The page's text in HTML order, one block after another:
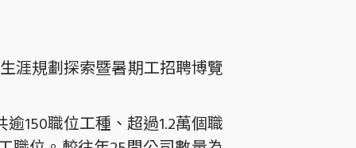
涯規劃探索暨暑期工招聘博覽
150職位工種、超過1.2萬個職